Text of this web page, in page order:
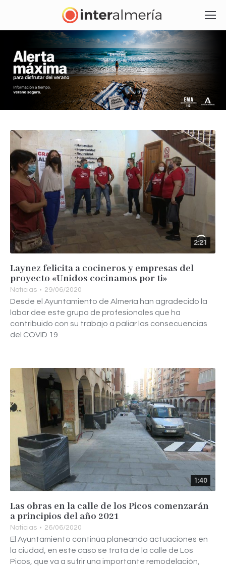
2:21
Laynez felicita a cocineros y empresas del
proyecto «Unidos cocinamos por ti»
Noticias 29/06/2020
Desde el Ayuntamiento de Almería han agradecido la
labor dee este grupo de profesionales que ha
contribuido con su trabajo a paliar las consecuencias
del COVID 19
1:40
Las obras en la calle de los Picos comenzarán
a principios del año 2021
Noticias 26/06/2020
El Ayuntamiento continúa planeando actuaciones en
la ciudad, en este caso se trata de la calle de Los
Picos, que va a sufrir una importante remodelación,